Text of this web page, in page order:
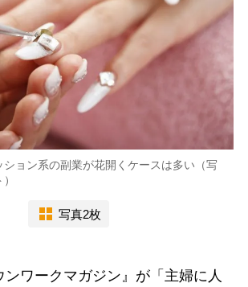
ション系の副業が花開くケースは多い（写
写真2枚
ワークマガジン』が「主婦に人